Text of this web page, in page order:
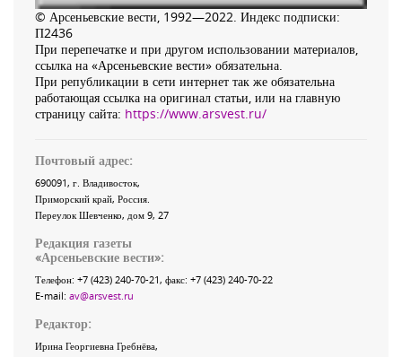
© Арсеньевские вести, 1992—2022. Индекс подписки:
П2436
При перепечатке и при другом использовании материалов,
ссылка на «Арсеньевские вести» обязательна.
При републикации в сети интернет так же обязательна
работающая ссылка на оригинал статьи, или на главную
страницу сайта: https://www.arsvest.ru/
Почтовый адрес:
690091, г. Владивосток,
Приморский край, Россия
Переулок Шевченко, дом 9, 27
Редакция газеты
«Арсеньевские вести»:
Телефон: +7 (423) 240-70-21, факс: +7 (423) 240-70-22
E-mail: av@arsvest.ru
Редактор:
Ирина Георгиевна Гребнёва,